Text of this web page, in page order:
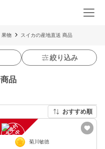
果物 スイカの産地直送 商品
絞り込み
品
おすすめ順
注
文
受
付
停
止
中 菊川敏徳